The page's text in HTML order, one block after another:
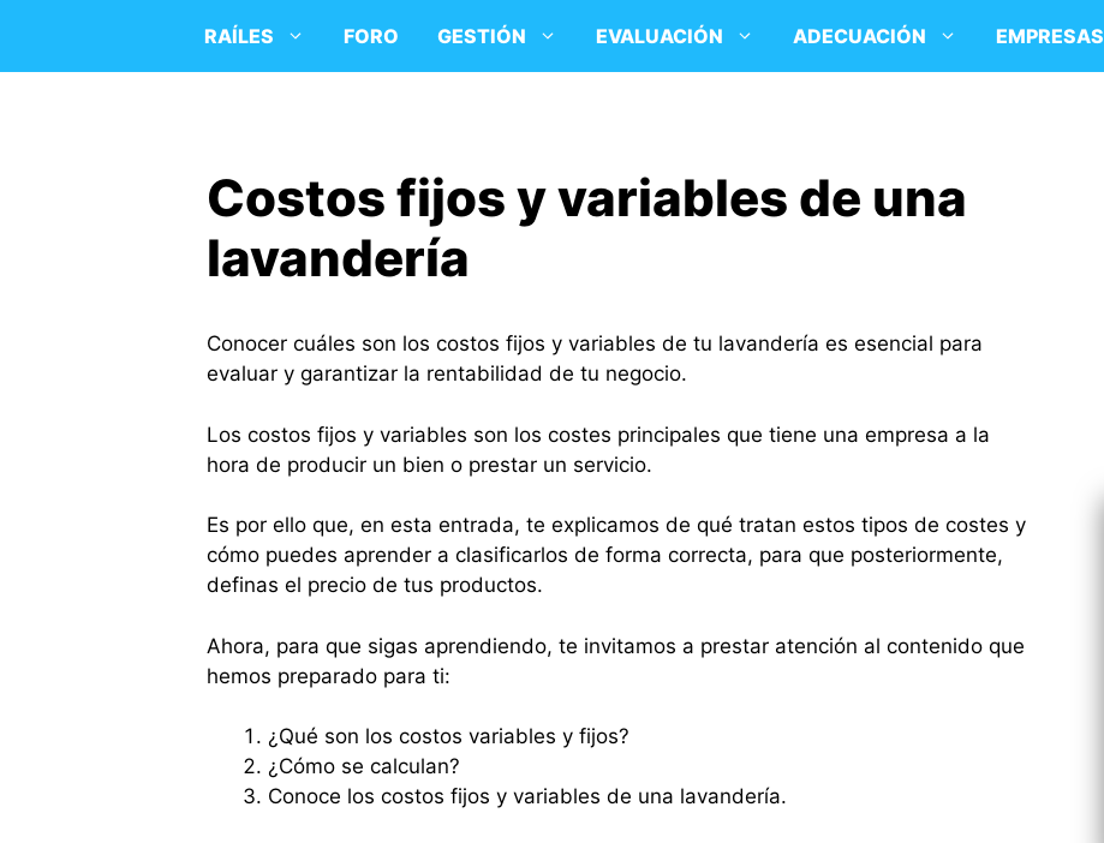
contenido
RAÍLES FORO GESTIÓN EVALUACIÓN ADECUACIÓN EMPRESAS
Costos fijos y variables de una
lavandería
Conocer cuáles son los costos fijos y variables de tu lavandería es esencial para
evaluar y garantizar la rentabilidad de tu negocio.
Los costos fijos y variables son los costes principales que tiene una empresa a la
hora de producir un bien o prestar un servicio.
Es por ello que, en esta entrada, te explicamos de qué tratan estos tipos de costes y
cómo puedes aprender a clasificarlos de forma correcta, para que posteriormente,
definas el precio de tus productos.
Ahora, para que sigas aprendiendo, te invitamos a prestar atención al contenido que
hemos preparado para ti:
¿Qué son los costos variables y fijos?
¿Cómo se calculan?
Conoce los costos fijos y variables de una lavandería.